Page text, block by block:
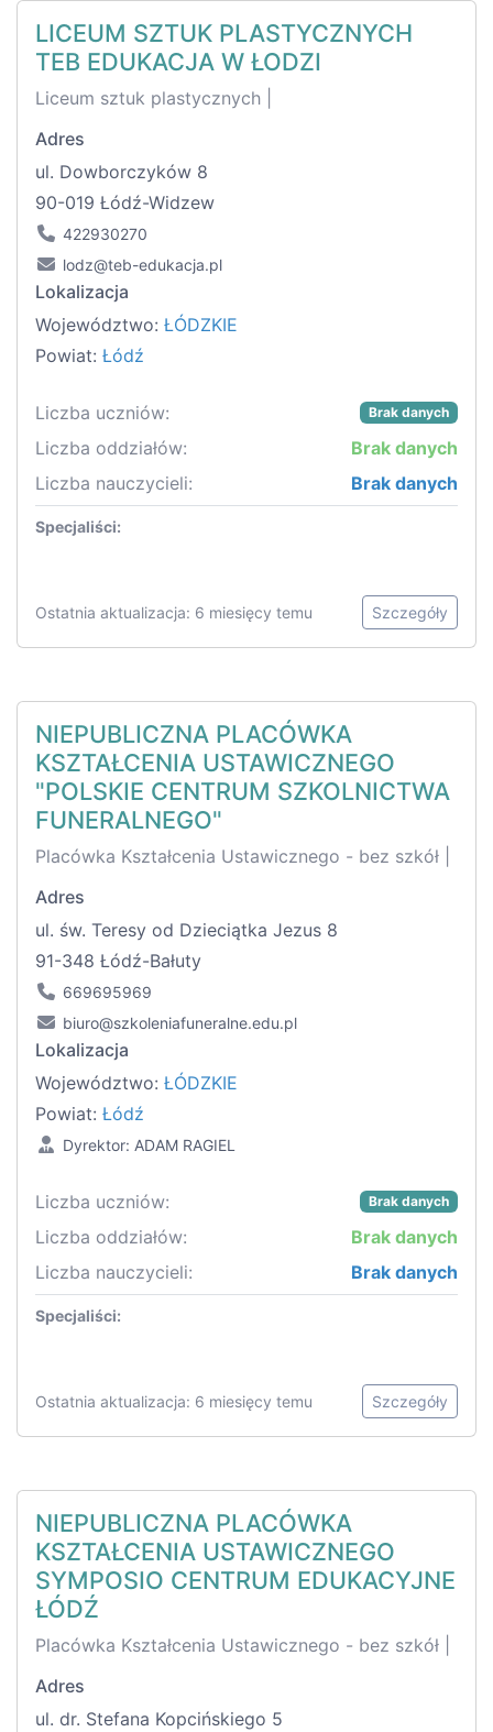
LICEUM SZTUK PLASTYCZNYCH
TEB EDUKACJA W ŁODZI
Liceum sztuk plastycznych |
Adres
ul. Dowborczyków 8
90-019 Łódź-Widzew
422930270
lodz@teb-edukacja.pl
Lokalizacja
Województwo: ŁÓDZKIE
Powiat: Łódź
Liczba uczniów: Brak danych
Liczba oddziałów:
Brak danych
Liczba nauczycieli:
Brak danych
Specjaliści:
Ostatnia aktualizacja: 6 miesięcy temu Szczegóły
NIEPUBLICZNA PLACÓWKA
KSZTAŁCENIA USTAWICZNEGO
"POLSKIE CENTRUM SZKOLNICTWA
FUNERALNEGO"
Placówka Kształcenia Ustawicznego - bez szkół |
Adres
ul. św. Teresy od Dzieciątka Jezus 8
91-348 Łódź-Bałuty
669695969
biuro@szkoleniafuneralne.edu.pl
Lokalizacja
Województwo: ŁÓDZKIE
Powiat: Łódź
Dyrektor: ADAM RAGIEL
Liczba uczniów: Brak danych
Liczba oddziałów:
Brak danych
Liczba nauczycieli:
Brak danych
Specjaliści:
Ostatnia aktualizacja: 6 miesięcy temu Szczegóły
NIEPUBLICZNA PLACÓWKA
KSZTAŁCENIA USTAWICZNEGO
SYMPOSIO CENTRUM EDUKACYJNE
ŁÓDŹ
Placówka Kształcenia Ustawicznego - bez szkół |
Adres
ul. dr. Stefana Kopcińskiego 5